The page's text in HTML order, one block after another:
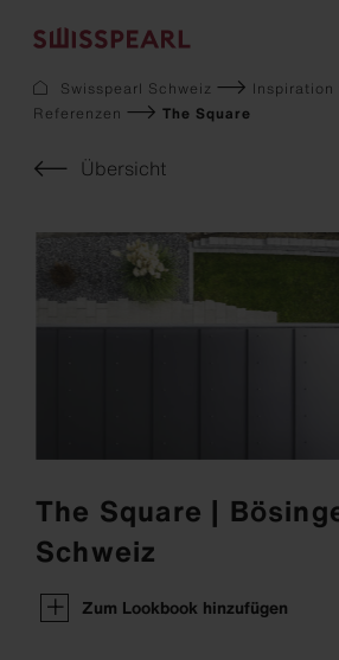
Nachhaltigkeit
Fassade
Dach
Solar
Garten
Downloads
Swisspearl Schweiz
Inspiration
Referenzen
The Square
Übersicht
The Square |
Schweiz
Zum Lookbook hinzufügen